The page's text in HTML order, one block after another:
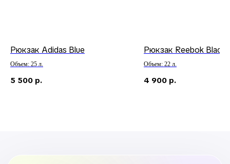
Рюкзак Adidas Blue
Объем: 25 л.
5 500 р.
Рюкзак Reebok Black
Объем: 22 л.
4 900 р.